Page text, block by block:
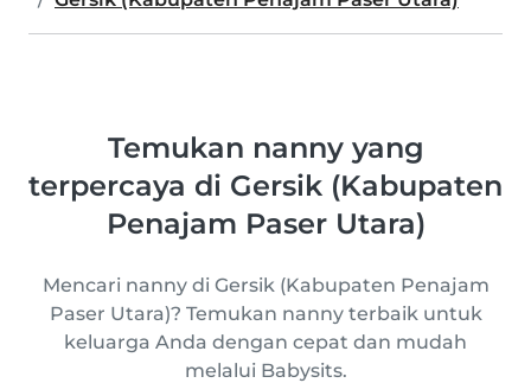
Temukan nanny yang
terpercaya di Gersik (Kabupaten
Penajam Paser Utara)
Mencari nanny di Gersik (Kabupaten Penajam
Paser Utara)? Temukan nanny terbaik untuk
keluarga Anda dengan cepat dan mudah
melalui Babysits.